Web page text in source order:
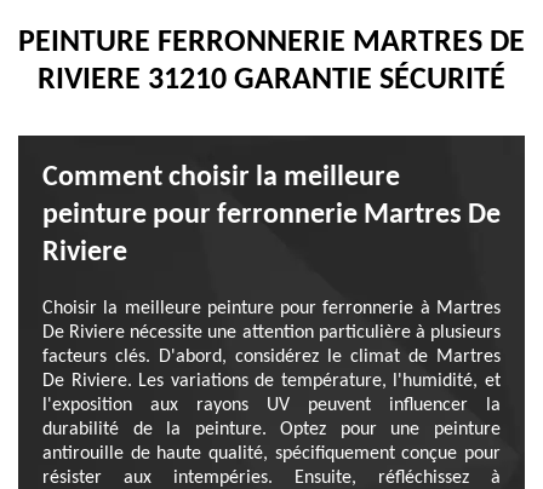
PEINTURE FERRONNERIE MARTRES DE
RIVIERE 31210 GARANTIE SÉCURITÉ
Comment choisir la meilleure
peinture pour ferronnerie Martres De
Riviere
Choisir la meilleure peinture pour ferronnerie à Martres
De Riviere nécessite une attention particulière à plusieurs
facteurs clés. D'abord, considérez le climat de Martres
De Riviere. Les variations de température, l'humidité, et
l'exposition aux rayons UV peuvent influencer la
durabilité de la peinture. Optez pour une peinture
antirouille de haute qualité, spécifiquement conçue pour
résister aux intempéries. Ensuite, réfléchissez à